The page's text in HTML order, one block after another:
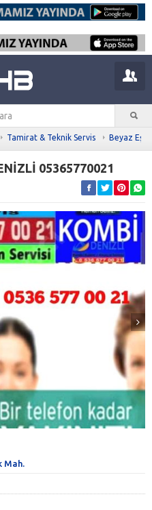
Tamirat & Teknik Servis Beyaz
05365770021
Mah.